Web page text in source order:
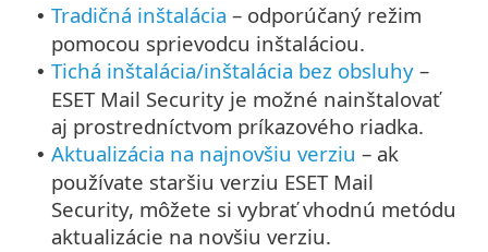
• Tradičná inštalácia – odporúčaný režim
pomocou sprievodcu inštaláciou.
• Tichá inštalácia/inštalácia bez obsluhy –
ESET Mail Security je možné nainštalovať
aj prostredníctvom príkazového riadka.
• Aktualizácia na najnovšiu verziu – ak
používate staršiu verziu ESET Mail
Security, môžete si vybrať vhodnú metódu
aktualizácie na novšiu verziu.